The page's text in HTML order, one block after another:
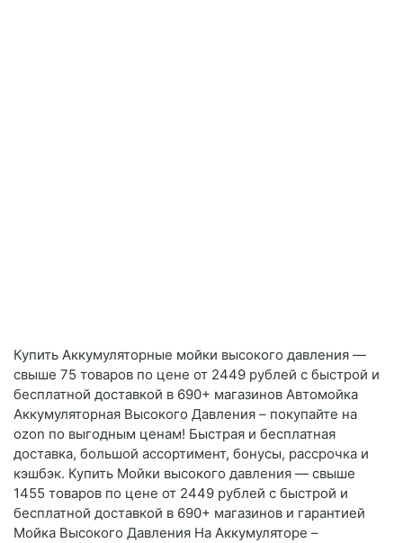
Купить Аккумуляторные мойки высокого давления —
свыше 75 товаров по цене от 2449 рублей с быстрой и
бесплатной доставкой в 690+ магазинов Автомойка
Аккумуляторная Высокого Давления – покупайте на
ozon по выгодным ценам! Быстрая и бесплатная
доставка, большой ассортимент, бонусы, рассрочка и
кэшбэк. Купить Мойки высокого давления — свыше
1455 товаров по цене от 2449 рублей с быстрой и
бесплатной доставкой в 690+ магазинов и гарантией
Мойка Высокого Давления На Аккумуляторе –